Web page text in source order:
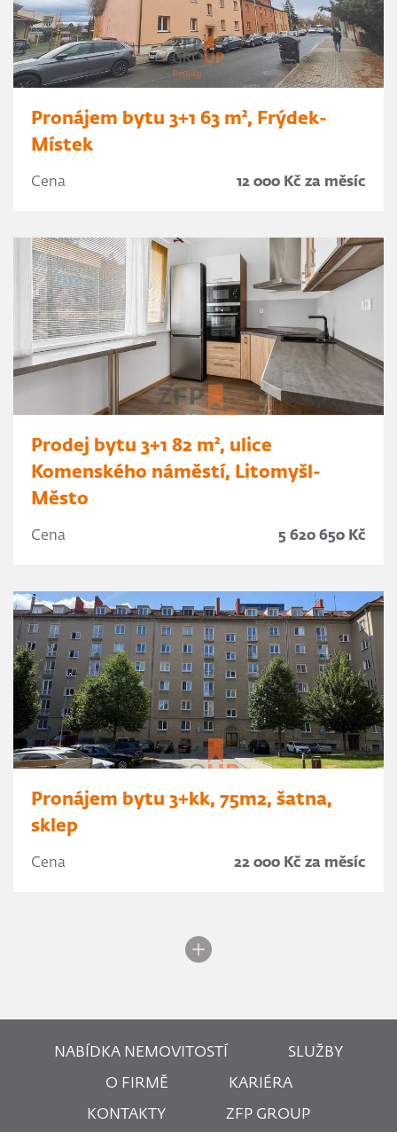
Pronájem bytu 3+1 63 m², Frýdek-
Místek
Cena 12 000 Kč za měsíc
Prodej bytu 3+1 82 m², ulice
Komenského náměstí, Litomyšl-
Město
Cena 5 620 650 Kč
Pronájem bytu 3+kk, 75m2, šatna,
sklep
Cena 22 000 Kč za měsíc
NABÍDKA NEMOVITOSTÍ SLUŽBY
O FIRMĚ KARIÉRA
KONTAKTY ZFP GROUP